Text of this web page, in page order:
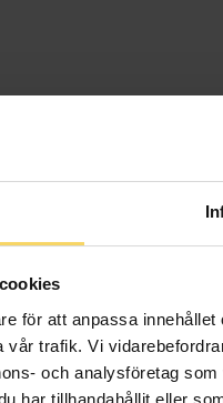
för att anpassa
trafik. Vi
och analysföretag
har tillhandahållit eller